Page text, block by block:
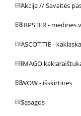
Akcija // Savaitės
HIPSTER - medinės
ASCOT TIE -
IMAGO
WOW - išskirtinės
Sąsagos